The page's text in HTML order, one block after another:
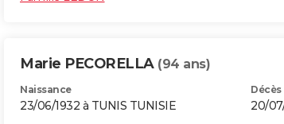
Marie PECORELLA (94 ans)
Naissance
23/06/1932 à TUNIS TUNISIE
Décès
20/